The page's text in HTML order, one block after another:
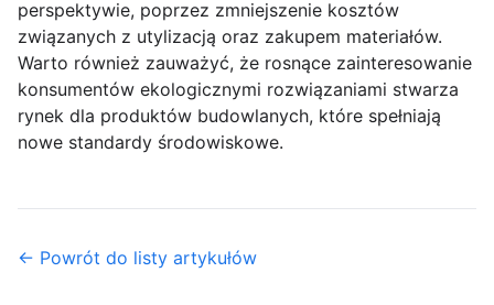
perspektywie, poprzez zmniejszenie kosztów
związanych z utylizacją oraz zakupem materiałów.
Warto również zauważyć, że rosnące zainteresowanie
konsumentów ekologicznymi rozwiązaniami stwarza
rynek dla produktów budowlanych, które spełniają
nowe standardy środowiskowe.
← Powrót do listy artykułów